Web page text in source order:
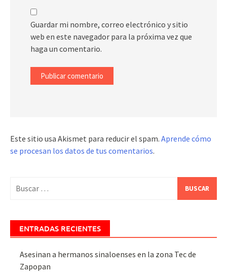
Guardar mi nombre, correo electrónico y sitio
web en este navegador para la próxima vez que
haga un comentario.
Este sitio usa Akismet para reducir el spam. Aprende cómo
se procesan los datos de tus comentarios.
ENTRADAS RECIENTES
Asesinan a hermanos sinaloenses en la zona Tec de
Zapopan